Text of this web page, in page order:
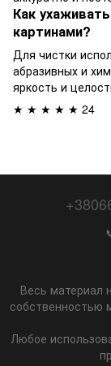
Как
картинами?
Для чистки
абразивных и
яркость и
★ ★ ★ ★ ★ 24
Весь материал
собственностью
Любое